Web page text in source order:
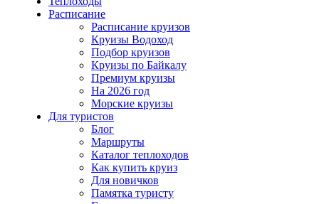
Расписание
Расписание круизов
Круизы Водоход
Подбор круизов
Круизы по Байкалу
Премиум круизы
На 2026 год
Морские круизы
Для туристов
Блог
Маршруты
Каталог теплоходов
Как купить круиз
Для новичков
Памятка туристу